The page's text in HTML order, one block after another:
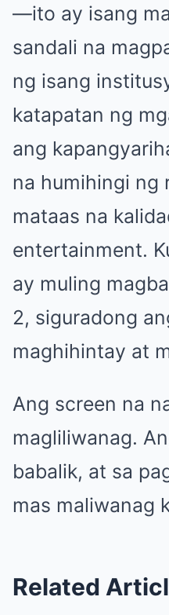
—ito ay isang
sandali na
ng isang
katapatan ng
ang
na humihingi ng
mataas na
entertainment.
ay muling
2, siguradong
maghihintay at
Ang screen na
magliliwanag.
babalik, at sa
mas maliwanag
Related